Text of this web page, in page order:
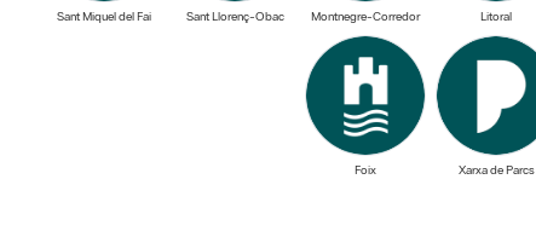
Sant Miquel del Fai Sant Llorenç-Obac Montnegre-Corredor Litoral
Foix Xarxa de Parcs